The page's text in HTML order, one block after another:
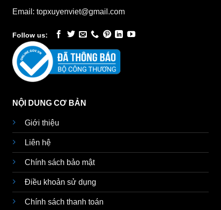
Email: topxuyenviet@gmail.com
Follow us:
NỘI DUNG CƠ BẢN
Giới thiệu
Liên hệ
Chính sách bảo mật
Điều khoản sử dụng
Chính sách thanh toán